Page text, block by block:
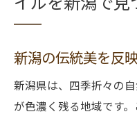
新潟の伝統美を反
新潟県は、四季折々の
が色濃く残る地域です